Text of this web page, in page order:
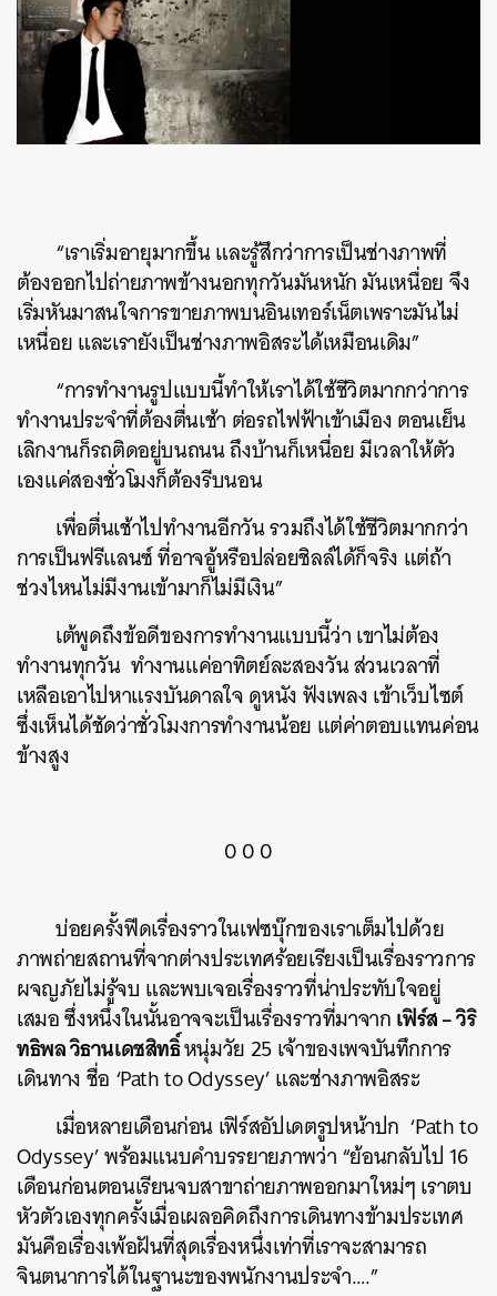
“เราเริ่มอายุมากขึ้น และรู้สึกว่าการเป็นช่างภาพที่
ต้องออกไปถ่ายภาพข้างนอกทุกวันมันหนัก มันเหนื่อย จึง
เริ่มหันมาสนใจการขายภาพบนอินเทอร์เน็ตเพราะมันไม่
เหนื่อย และเรายังเป็นช่างภาพอิสระได้เหมือนเดิม”
“การทำงานรูปแบบนี้ทำให้เราได้ใช้ชีวิตมากกว่าการ
ทำงานประจำที่ต้องตื่นเช้า ต่อรถไฟฟ้าเข้าเมือง ตอนเย็น
เลิกงานก็รถติดอยู่บนถนน ถึงบ้านก็เหนื่อย มีเวลาให้ตัว
เองแค่สองชั่วโมงก็ต้องรีบนอน
เพื่อตื่นเช้าไปทำงานอีกวัน รวมถึงได้ใช้ชีวิตมากกว่า
การเป็นฟรีแลนซ์ ที่อาจอู้หรือปล่อยชิลล์ได้ก็จริง แต่ถ้า
ช่วงไหนไม่มีงานเข้ามาก็ไม่มีเงิน”
เต้พูดถึงข้อดีของการทำงานแบบนี้ว่า เขาไม่ต้อง
ทำงานทุกวัน ทำงานแค่อาทิตย์ละสองวัน ส่วนเวลาที่
เหลือเอาไปหาแรงบันดาลใจ ดูหนัง ฟังเพลง เข้าเว็บไซต์
ซึ่งเห็นได้ชัดว่าชั่วโมงการทำงานน้อย แต่ค่าตอบแทนค่อน
ข้างสูง
0 0 0
บ่อยครั้งฟีดเรื่องราวในเฟซบุ๊กของเราเต็มไปด้วย
ภาพถ่ายสถานที่จากต่างประเทศร้อยเรียงเป็นเรื่องราวการ
ผจญภัยไม่รู้จบ และพบเจอเรื่องราวที่น่าประทับใจอยู่
เสมอ ซึ่งหนึ่งในนั้นอาจจะเป็นเรื่องราวที่มาจากเฟิร์ส – วิริ
ทธิพล วิธานเดชสิทธิ์หนุ่มวัย 25 เจ้าของเพจบันทึกการ
เดินทาง ชื่อ ‘Path to Odyssey’ และช่างภาพอิสระ
เมื่อหลายเดือนก่อน เฟิร์สอัปเดตรูปหน้าปก ‘Path to
Odyssey’ พร้อมแนบคำบรรยายภาพว่า “ย้อนกลับไป 16
เดือนก่อนตอนเรียนจบสาขาถ่ายภาพออกมาใหม่ๆ เราตบ
หัวตัวเองทุกครั้งเมื่อเผลอคิดถึงการเดินทางข้ามประเทศ
มันคือเรื่องเพ้อฝันที่สุดเรื่องหนึ่งเท่าที่เราจะสามารถ
จินตนาการได้ในฐานะของพนักงานประจำ….”
ค้นหา
SHARE TWEET LINE EMAIL